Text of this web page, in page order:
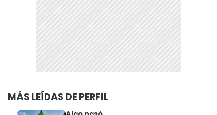
MÁS LEÍDAS DE PERFIL